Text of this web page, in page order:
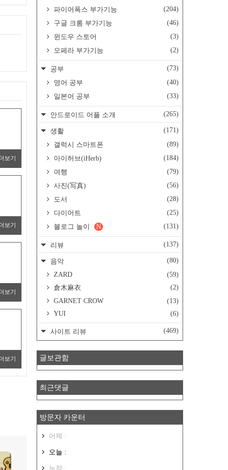
보기
보기
보기
보기
파이어폭스 부가기능
(204)
구글 크롬 부가기능
(46)
윈도우 스토어
(3)
오페라 부가기능
(2)
공부
(73)
영어 공부
(40)
일본어 공부
(33)
안드로이드 어플 소개 (265)
생활
(171)
갤럭시 스마트폰
(89)
아이허브(iHerb)
(184)
여행
(79)
사진(写真)
(56)
도서
(28)
다이어트
(25)
블로그 놀이
(131)
N
리뷰 (137)
음악
(80)
ZARD
(59)
倉木麻衣
(2)
GARNET CROW
(13)
YUI
(6)
사이트 리뷰 (469)
글보관함
최근댓글
방문자 카운터
어제 :
오늘 :
누적 :